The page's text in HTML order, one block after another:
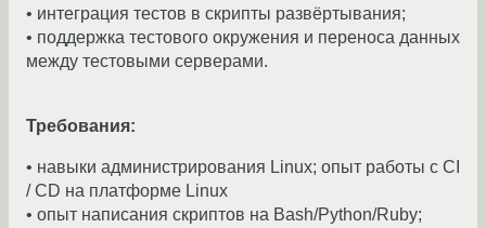
• интеграция тестов в скрипты развёртывания;
• поддержка тестового окружения и переноса данных
между тестовыми серверами.
Требования:
• навыки администрирования Linux; опыт работы с CI
/ CD на платформе Linux
• опыт написания скриптов на Bash/Python/Ruby;